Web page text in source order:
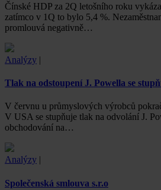
Čínské HDP za 2Q letošního roku
zatímco v 1Q to bylo 5,4 %.
promlouvá negativně…
Analýzy |
Tlak na odstoupení J. Powella se
V červnu u průmyslových výrobců
V USA se stupňuje tlak na odvolání J.
obchodování na…
Analýzy
Společenská smlouva s.r.o